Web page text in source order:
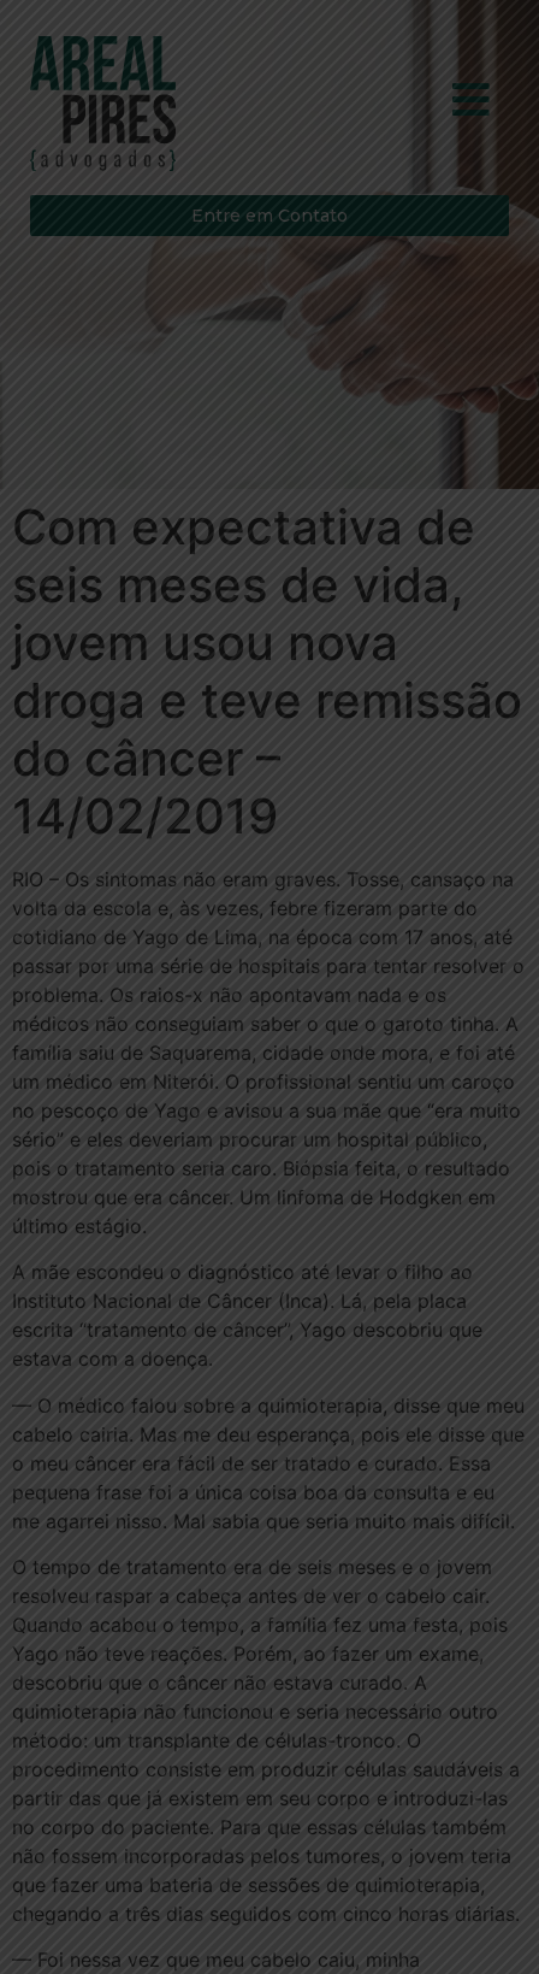
Entre em Contato
Com expectativa de
seis meses de vida,
jovem usou nova
droga e teve remissão
do câncer –
14/02/2019
RIO – Os sintomas não eram graves. Tosse, cansaço na
volta da escola e, às vezes, febre fizeram parte do
cotidiano de Yago de Lima, na época com 17 anos, até
passar por uma série de hospitais para tentar resolver o
problema. Os raios-x não apontavam nada e os
médicos não conseguiam saber o que o garoto tinha. A
família saiu de Saquarema, cidade onde mora, e foi até
um médico em Niterói. O profissional sentiu um caroço
no pescoço de Yago e avisou a sua mãe que “era muito
sério” e eles deveriam procurar um hospital público,
pois o tratamento seria caro. Biópsia feita, o resultado
mostrou que era câncer. Um linfoma de Hodgken em
último estágio.
A mãe escondeu o diagnóstico até levar o filho ao
Instituto Nacional de Câncer (Inca). Lá, pela placa
escrita “tratamento de câncer”, Yago descobriu que
estava com a doença.
— O médico falou sobre a quimioterapia, disse que meu
cabelo cairia. Mas me deu esperança, pois ele disse que
o meu câncer era fácil de ser tratado e curado. Essa
pequena frase foi a única coisa boa da consulta e eu
me agarrei nisso. Mal sabia que seria muito mais difícil.
O tempo de tratamento era de seis meses e o jovem
resolveu raspar a cabeça antes de ver o cabelo cair.
Quando acabou o tempo, a família fez uma festa, pois
Yago não teve reações. Porém, ao fazer um exame,
descobriu que o câncer não estava curado. A
quimioterapia não funcionou e seria necessário outro
método: um transplante de células-tronco. O
procedimento consiste em produzir células saudáveis a
partir das que já existem em seu corpo e introduzi-las
no corpo do paciente. Para que essas células também
não fossem incorporadas pelos tumores, o jovem teria
que fazer uma bateria de sessões de quimioterapia,
chegando a três dias seguidos com cinco horas diárias.
— Foi nessa vez que meu cabelo caiu, minha